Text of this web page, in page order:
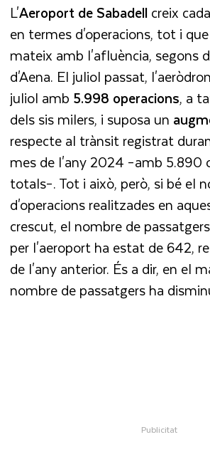
L'Aeroport de Sabadellcreix
en termes d'operacions, tot i
mateix amb l'afluència, segons
d'Aena. El juliol passat,
juliol amb 5.998 operacions, a
dels sis milers, i suposa un
respecte al trànsit registrat
mes de l'any 2024 –amb 5.890
totals–. Tot i això, però, si bé el
d'operacions realitzades en
crescut, el nombre de
per l'aeroport ha estat de 642,
de l'any anterior. És a dir, en el
nombre de passatgers ha